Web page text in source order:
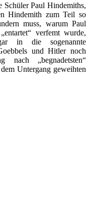
Schüler Paul Hindemiths,
Hindemith zum Teil so
muss, warum Paul
verfemt wurde,
in die sogenannte
und Hitler noch
„begnadetsten“
Untergang geweihten